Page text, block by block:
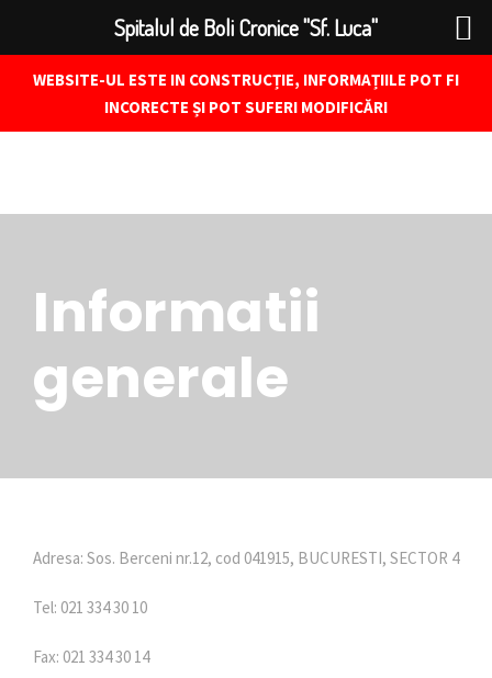
WEBSITE-UL ESTE IN CONSTRUCȚIE, INFORMAȚIILE POT FI
INCORECTE ȘI POT SUFERI MODIFICĂRI
Informatii
generale
Adresa: Sos. Berceni nr.12, cod 041915, BUCURESTI, SECTOR 4
Tel: 021 334 30 10
Fax: 021 334 30 14
Spitalul de Boli Cronice "Sf. Luca"